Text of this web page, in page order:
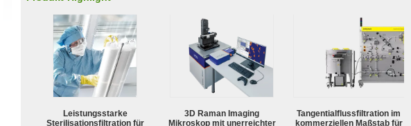
Leistungsstarke
Sterilisationsfiltration für
3D Raman Imaging
Mikroskop mit unerreichter
Tangentialflussfiltration im
kommerziellen Maßstab für